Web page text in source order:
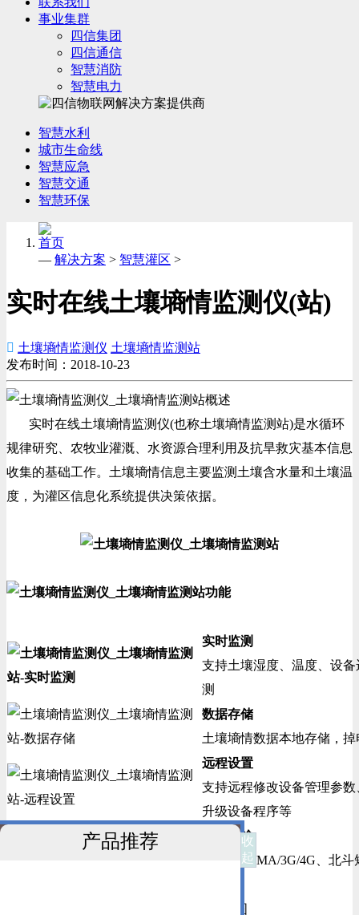
事业集群
四信集团
四信通信
智慧消防
智慧电力
智慧水利
城市生命线
智慧应急
智慧交通
智慧环保
收
起
产品推荐
首页
— 解决方案 > 智慧灌区 >
实时在线土壤墒情监测仪(站)
 土壤墒情监测仪 土壤墒情监测站
发布时间：2018-10-23
实时在线土壤墒情监测仪(也称土壤墒情监测站)是水循环
规律研究、农牧业灌溉、水资源合理利用及抗旱救灾基本信息
收集的基础工作。土壤墒情信息主要监测土壤含水量和土壤温
度，为灌区信息化系统提供决策依据。
实时监测
支持土壤湿度、温度、设
测
数据存储
土壤墒情数据本地存储，掉
远程设置
支持远程修改设备管理参
升级设备程序等
数据传输
GPRS/CDMA/3G/4G、北